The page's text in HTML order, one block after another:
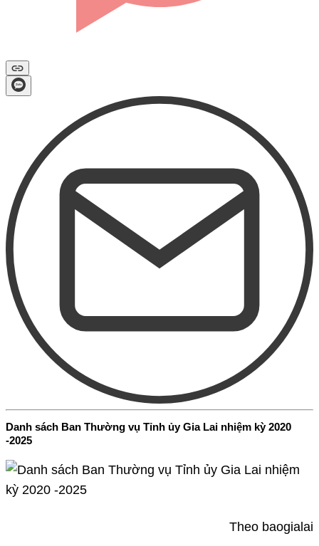
Danh sách Ban Thường vụ Tỉnh ủy Gia Lai nhiệm kỳ 2020
-2025
Theo baogialai